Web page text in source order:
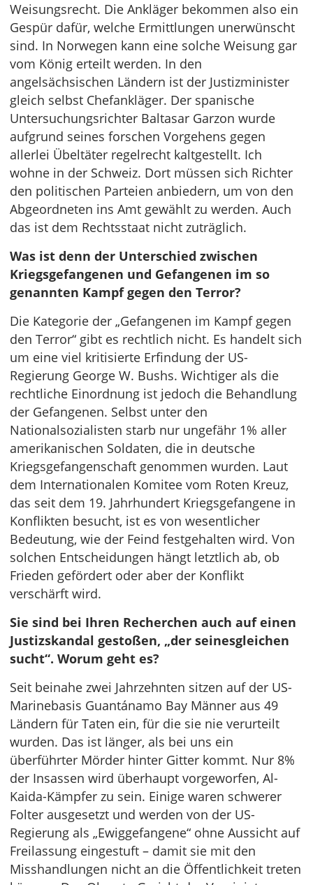
Weisungsrecht. Die Ankläger bekommen also ein
Gespür dafür, welche Ermittlungen unerwünscht
sind. In Norwegen kann eine solche Weisung gar
vom König erteilt werden. In den
angelsächsischen Ländern ist der Justizminister
gleich selbst Chefankläger. Der spanische
Untersuchungsrichter Baltasar Garzon wurde
aufgrund seines forschen Vorgehens gegen
allerlei Übeltäter regelrecht kaltgestellt. Ich
wohne in der Schweiz. Dort müssen sich Richter
den politischen Parteien anbiedern, um von den
Abgeordneten ins Amt gewählt zu werden. Auch
das ist dem Rechtsstaat nicht zuträglich.
Was ist denn der Unterschied zwischen
Kriegsgefangenen und Gefangenen im so
genannten Kampf gegen den Terror?
Die Kategorie der „Gefangenen im Kampf gegen
den Terror“ gibt es rechtlich nicht. Es handelt sich
um eine viel kritisierte Erfindung der US-
Regierung George W. Bushs. Wichtiger als die
rechtliche Einordnung ist jedoch die Behandlung
der Gefangenen. Selbst unter den
Nationalsozialisten starb nur ungefähr 1% aller
amerikanischen Soldaten, die in deutsche
Kriegsgefangenschaft genommen wurden. Laut
dem Internationalen Komitee vom Roten Kreuz,
das seit dem 19. Jahrhundert Kriegsgefangene in
Konflikten besucht, ist es von wesentlicher
Bedeutung, wie der Feind festgehalten wird. Von
solchen Entscheidungen hängt letztlich ab, ob
Frieden gefördert oder aber der Konflikt
verschärft wird.
Sie sind bei Ihren Recherchen auch auf einen
Justizskandal gestoßen, „der seinesgleichen
sucht“. Worum geht es?
Seit beinahe zwei Jahrzehnten sitzen auf der US-
Marinebasis Guantánamo Bay Männer aus 49
Ländern für Taten ein, für die sie nie verurteilt
wurden. Das ist länger, als bei uns ein
überführter Mörder hinter Gitter kommt. Nur 8%
der Insassen wird überhaupt vorgeworfen, Al-
Kaida-Kämpfer zu sein. Einige waren schwerer
Folter ausgesetzt und werden von der US-
Regierung als „Ewiggefangene“ ohne Aussicht auf
Freilassung eingestuft – damit sie mit den
Misshandlungen nicht an die Öffentlichkeit treten